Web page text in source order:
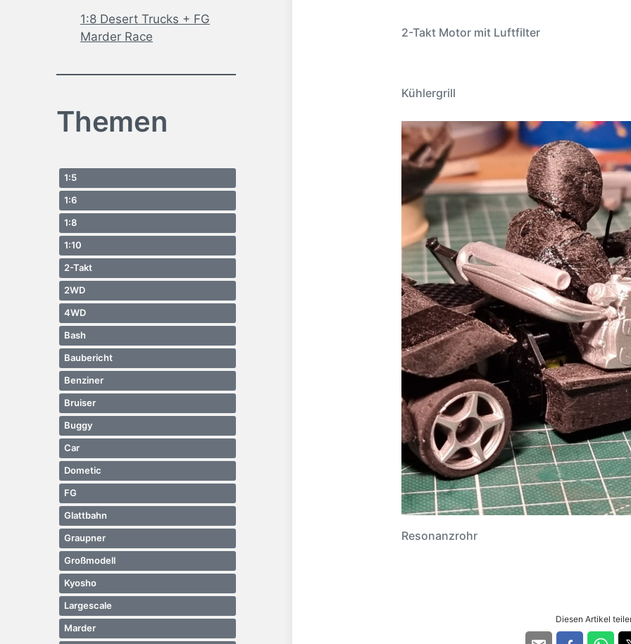
1:8 Desert Trucks + FG
Marder Race
Themen
1:5
1:6
1:8
1:10
2-Takt
2WD
4WD
Bash
Baubericht
Benziner
Bruiser
Buggy
Car
Dometic
FG
Glattbahn
Graupner
Großmodell
Kyosho
Largescale
Marder
2-Takt Motor mit Luftfilter
Kühlergrill
Resonanzrohr
Diesen Artikel